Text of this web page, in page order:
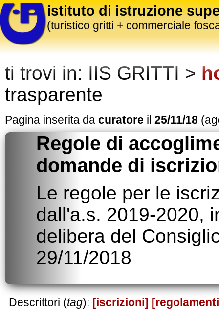
istituto di istruzione
(turistico gritti + commerciale
ti trovi in: IIS GRITTI >
trasparente
Pagina inserita da curatore il 25/11/18
Regole di
domande di
Le regole per le
dall'a.s. 2019-2020,
delibera del
29/11/2018
Descrittori (tag): [iscrizioni]